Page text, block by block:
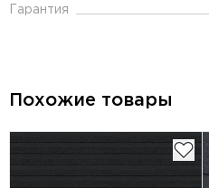
Гарантия
Похожие товары